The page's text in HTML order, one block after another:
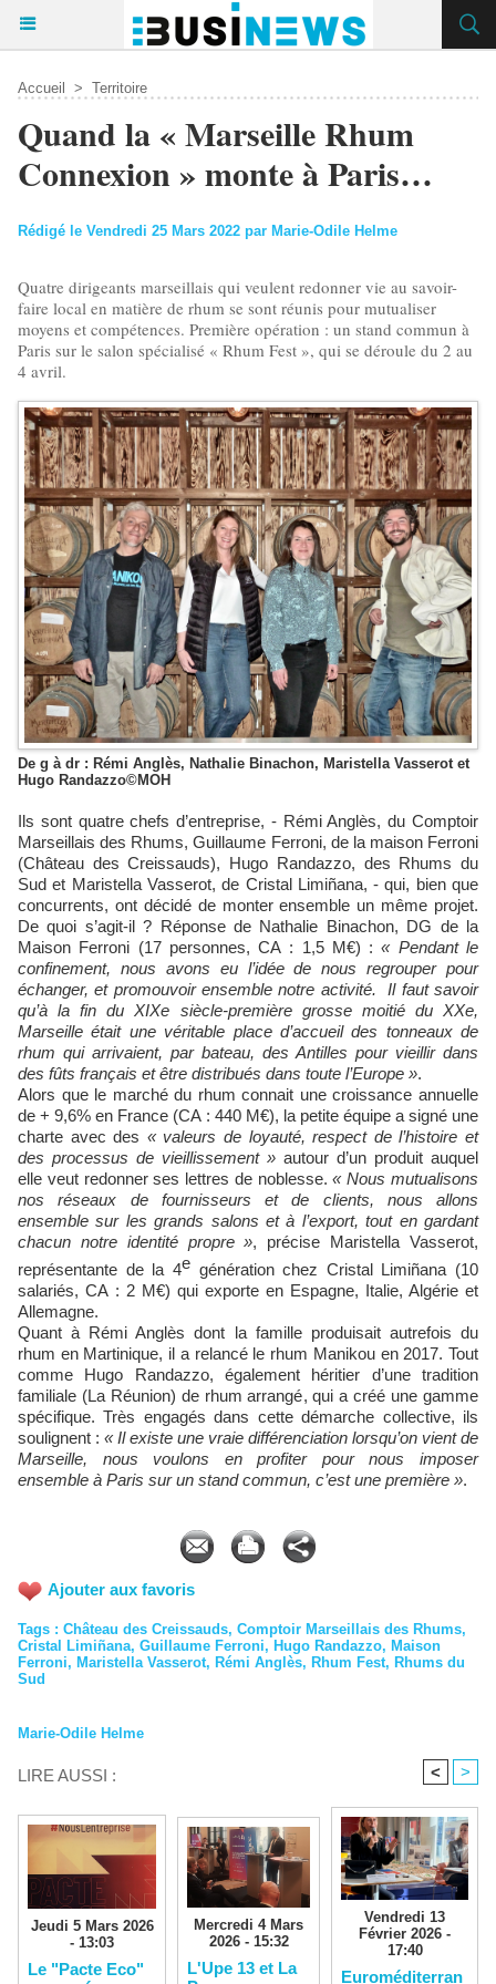
Accueil > Territoire
Quand la « Marseille Rhum
Connexion » monte à Paris…
Rédigé le Vendredi 25 Mars 2022 par Marie-Odile Helme
Quatre dirigeants marseillais qui veulent redonner vie au savoir-
faire local en matière de rhum se sont réunis pour mutualiser
moyens et compétences. Première opération : un stand commun à
Paris sur le salon spécialisé « Rhum Fest », qui se déroule du 2 au
4 avril.
De g à dr : Rémi Anglès, Nathalie Binachon, Maristella Vasserot et
Hugo Randazzo©MOH
Ils sont quatre chefs d’entreprise, - Rémi Anglès, du Comptoir
Marseillais des Rhums, Guillaume Ferroni, de la maison Ferroni
(Château des Creissauds), Hugo Randazzo, des Rhums du
Sud et Maristella Vasserot, de Cristal Limiñana, - qui, bien que
concurrents, ont décidé de monter ensemble un même projet.
De quoi s’agit-il ? Réponse de Nathalie Binachon, DG de la
Maison Ferroni (17 personnes, CA : 1,5 M€) :« Pendant le
confinement, nous avons eu l’idée de nous regrouper pour
échanger, et promouvoir ensemble notre activité. Il faut savoir
qu’à la fin du XIXe siècle-première grosse moitié du XXe,
Marseille était une véritable place d’accueil des tonneaux de
rhum qui arrivaient, par bateau, des Antilles pour vieillir dans
des fûts français et être distribués dans toute l’Europe ».
Alors que le marché du rhum connait une croissance annuelle
de + 9,6% en France (CA : 440 M€), la petite équipe a signé une
charte avec des « valeurs de loyauté, respect de l’histoire et
des processus de vieillissement » autour d’un produit auquel
elle veut redonner ses lettres de noblesse.« Nous mutualisons
nos réseaux de fournisseurs et de clients, nous allons
ensemble sur les grands salons et à l’export, tout en gardant
chacun notre identité propre », précise Maristella Vasserot,
représentante de la 4egénération chez Cristal Limiñana (10
salariés, CA : 2 M€) qui exporte en Espagne, Italie, Algérie et
Allemagne.
Quant à Rémi Anglès dont la famille produisait autrefois du
rhum en Martinique, il a relancé le rhum Manikou en 2017. Tout
comme Hugo Randazzo, également héritier d’une tradition
familiale (La Réunion) de rhum arrangé, qui a créé une gamme
spécifique. Très engagés dans cette démarche collective, ils
soulignent : « Il existe une vraie différenciation lorsqu’on vient de
Marseille, nous voulons en profiter pour nous imposer
ensemble à Paris sur un stand commun, c’est une première ».
Ajouter aux favoris
Tags : Château des Creissauds, Comptoir Marseillais des Rhums,
Cristal Limiñana, Guillaume Ferroni, Hugo Randazzo, Maison
Ferroni, Maristella Vasserot, Rémi Anglès, Rhum Fest, Rhums du
Sud
Marie-Odile Helme
LIRE AUSSI : < >
Jeudi 5 Mars 2026
- 13:03
Le "Pacte Eco"
Mercredi 4 Mars
2026 - 15:32
L'Upe 13 et La
Vendredi 13
Février 2026 -
17:40
Euroméditerran